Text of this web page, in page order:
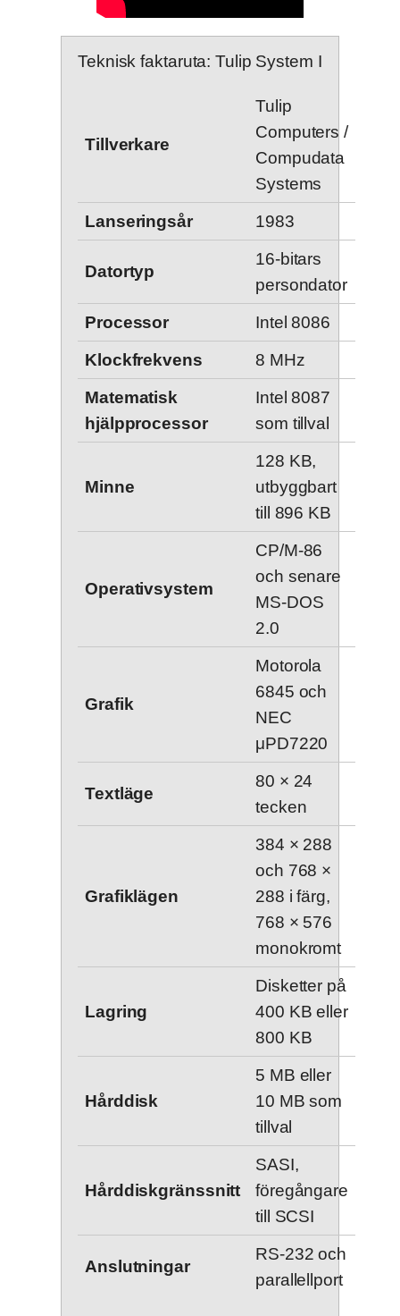
Teknisk faktaruta: Tulip System I
Tillverkare
Tulip
Computers /
Compudata
Systems
Lanseringsår
1983
Datortyp
16-bitars
persondator
Processor
Intel 8086
Klockfrekvens
8 MHz
Matematisk
hjälpprocessor
Intel 8087
som tillval
Minne
128 KB,
utbyggbart
till 896 KB
Operativsystem
CP/M-86
och senare
MS-DOS
2.0
Grafik
Motorola
6845 och
NEC
μPD7220
Textläge
80 × 24
tecken
Grafiklägen
384 × 288
och 768 ×
288 i färg,
768 × 576
monokromt
Lagring
Disketter på
400 KB eller
800 KB
Hårddisk
5 MB eller
10 MB som
tillval
Hårddiskgränssnitt
SASI,
föregångare
till SCSI
Anslutningar
RS-232 och
parallellport